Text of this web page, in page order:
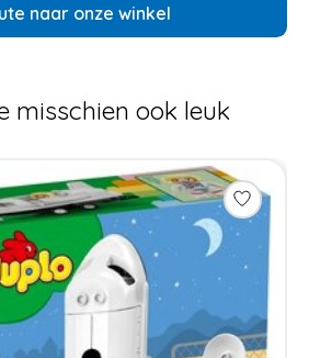
naar onze winkel
misschien ook leuk